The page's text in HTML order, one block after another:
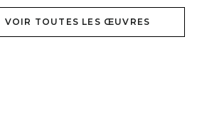
VOIR TOUTES LES ŒUVRES